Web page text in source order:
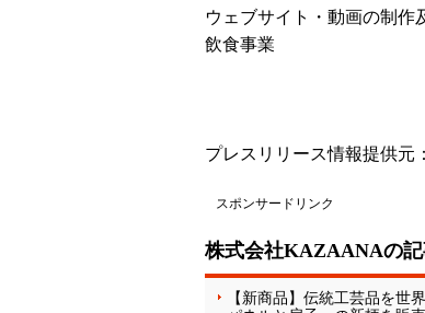
ウェブサイト・動画の制作
飲食事業
プレスリリース情報提供元：
スポンサードリンク
株式会社KAZAANAの
【新商品】伝統工芸品を世